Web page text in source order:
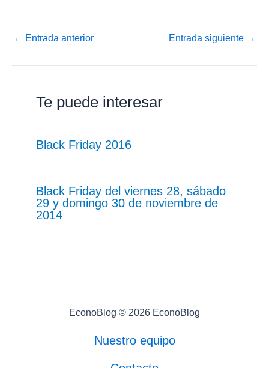
← Entrada anterior Entrada siguiente →
Te puede interesar
Black Friday 2016
Black Friday del viernes 28, sábado
29 y domingo 30 de noviembre de
2014
EconoBlog © 2026 EconoBlog
Nuestro equipo